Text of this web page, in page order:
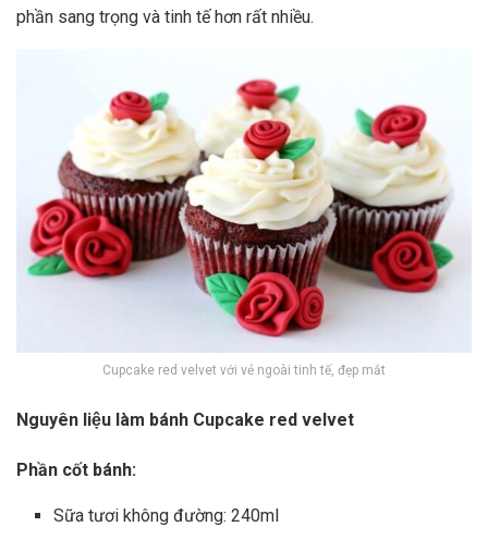
phần sang trọng và tinh tế hơn rất nhiều.
Cupcake red velvet với vẻ ngoài tinh tế, đẹp mắt
Nguyên liệu làm bánh Cupcake red velvet
Phần cốt bánh:
Sữa tươi không đường: 240ml